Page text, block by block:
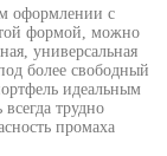
оформлении с
формой, можно
универсальная
более свободный
идеальным
трудно
промаха